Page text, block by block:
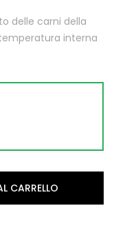
delle carni della
interna
CARRELLO